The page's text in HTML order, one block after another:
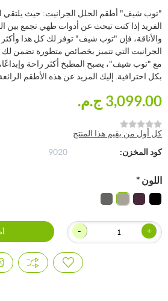
"توب شيف" أطقم الحلل الجرانيت: حيث يلتقي
الفريد إذا كنت تبحث عن أدوات طهي تجمع بين
والأناقة، فإن "توب شيف" توفر لك كل هذا
الجرانيت التي تتميز بخصائص متطورة تضمن لك
مع "توب شيف"، يصبح المطبخ أكثر راحة
بكل احترافية. إليك المزيد عن هذه الأطقم
3,099.00 ج.م.‏
كل أول من يقيم هذا المنتج
كود المخزن:
9020
اللون *
+
-